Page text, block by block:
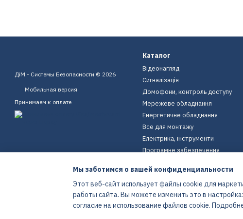
ДіМ - Системы Безопасности © 2026
Мобильная версия
Принимаем к оплате
Интернет-магазин создан с Хорошоп
Каталог
Відеонагляд
Сигналізація
Домофони, контроль доступу
Мережеве обладнання
Енергетичне обладнання
Все для монтажу
Електрика, інструменти
Програмне забезпечення
Екіпірування
Енергетичне обладнання
Мы заботимся о вашей конфиденциальности
Этот веб-сайт использует файлы cookie для
работы сайта. Вы можете изменить это в
согласие на использование файлов cookie.